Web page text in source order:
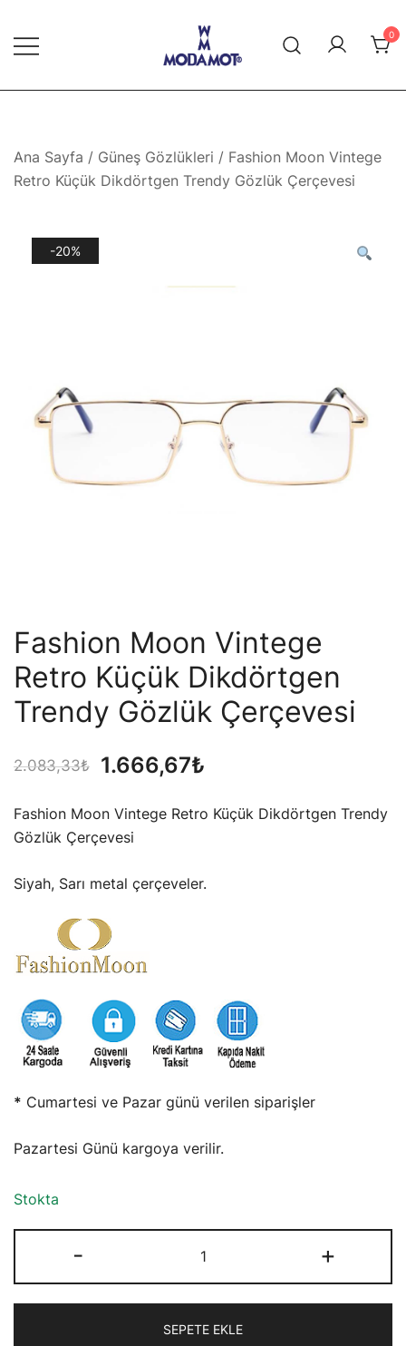
content
Modamot E-Ticaret
0
Ana Sayfa / Güneş Gözlükleri / Fashion Moon Vintege
Retro Küçük Dikdörtgen Trendy Gözlük Çerçevesi
-20%
Fashion Moon Vintege
Retro Küçük Dikdörtgen
Trendy Gözlük Çerçevesi
2.083,33₺
Orijinal
2.083,33₺.
1.666,67₺
Fashion Moon Vintege Retro Küçük Dikdörtgen Trendy
Gözlük Çerçevesi
Siyah, Sarı metal çerçeveler.
* Cumartesi ve Pazar günü verilen siparişler
Pazartesi Günü kargoya verilir.
Stokta
-
Moon
Vintege
Küçük
+
SEPETE EKLE